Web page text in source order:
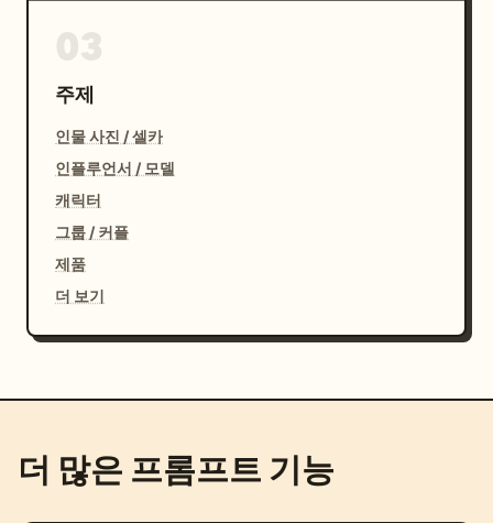
주제
인물 사진 / 셀카
인플루언서 / 모델
캐릭터
그룹 / 커플
제품
더 보기
더 많은 프롬프트 기능